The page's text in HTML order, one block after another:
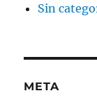
Sin
META